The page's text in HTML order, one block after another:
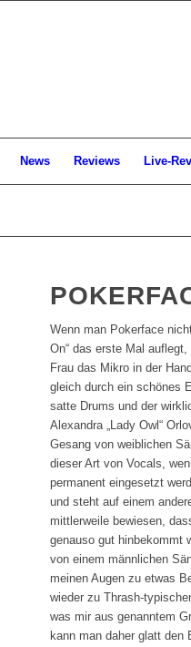
News Reviews Live-
Wenn man Pokerface
On“ das erste Mal
Frau das Mikro in der
gleich durch ein schönes
satte Drums und der
Alexandra „Lady Owl“
Gesang von weiblichen
dieser Art von Vocals,
permanent eingesetzt
und steht auf einem
mittlerweile bewiesen,
genauso gut hinbekommt
von einem männlichen
meinen Augen zu etwas
wieder zu Thrash-
was mir aus genanntem
kann man daher glatt